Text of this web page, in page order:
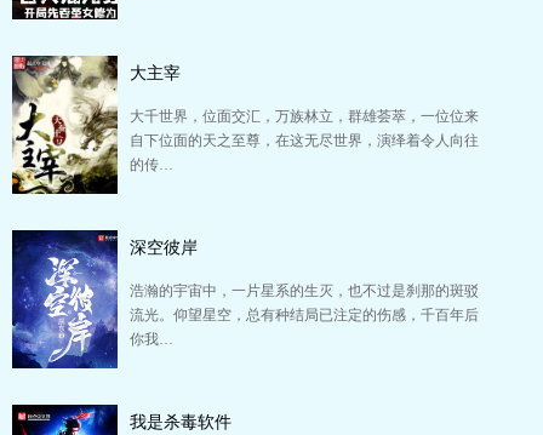
大主宰
大千世界，位面交汇，万族林立，群雄荟萃，一位位来
自下位面的天之至尊，在这无尽世界，演绎着令人向往
的传…
深空彼岸
浩瀚的宇宙中，一片星系的生灭，也不过是刹那的斑驳
流光。仰望星空，总有种结局已注定的伤感，千百年后
你我…
我是杀毒软件